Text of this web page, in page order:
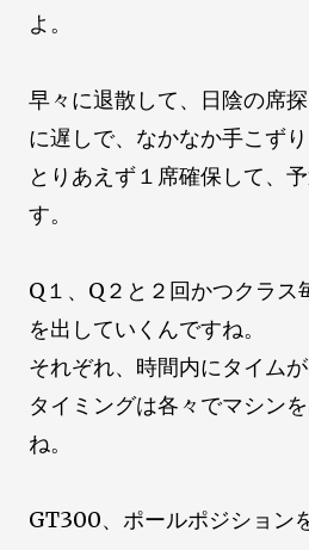
よ。
早々に退散して、日陰の席
に遅しで、なかなか手こずり
とりあえず１席確保して、
す。
Q１、Q２と２回かつクラス
を出していくんですね。
それぞれ、時間内にタイム
タイミングは各々でマシン
ね。
GT300、ポールポジション